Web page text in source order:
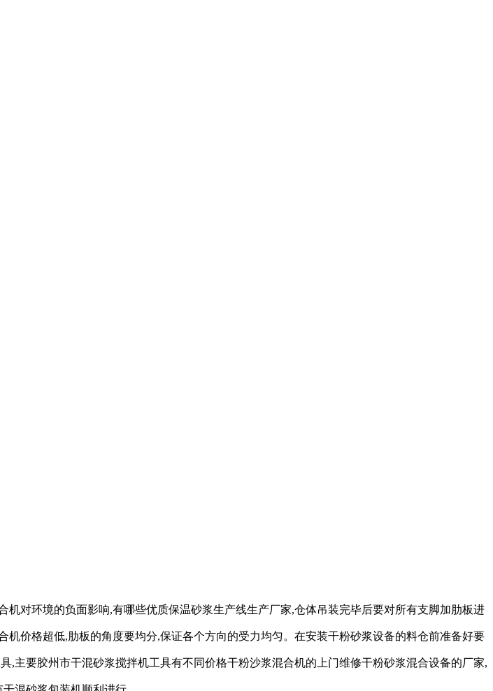
对环境的负面影响,有哪些优质保温砂浆生产线生产厂家,仓体吊装完毕后要对所有支脚加肋板进
价格超低,肋板的角度要均分,保证各个方向的受力均匀。在安装干粉砂浆设备的料仓前准备好要
主要胶州市干混砂浆搅拌机工具有不同价格干粉沙浆混合机的上门维修干粉砂浆混合设备的厂家,